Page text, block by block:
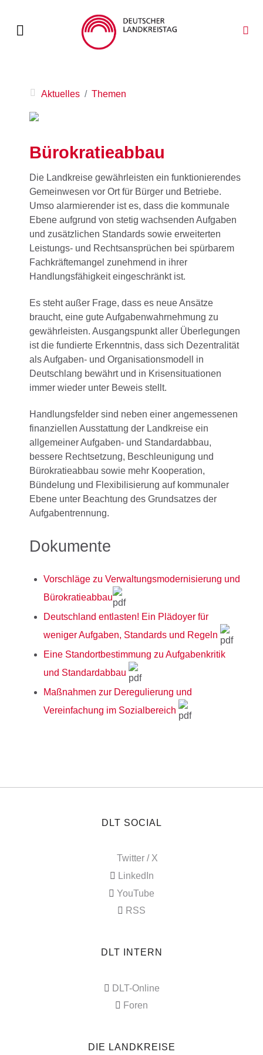
Aktuelles Themen
Bürokratieabbau
Die Landkreise gewährleisten ein funktionierendes
Gemeinwesen vor Ort für Bürger und Betriebe.
Umso alarmierender ist es, dass die kommunale
Ebene aufgrund von stetig wachsenden Aufgaben
und zusätzlichen Standards sowie erweiterten
Leistungs- und Rechtsansprüchen bei spürbarem
Fachkräftemangel zunehmend in ihrer
Handlungsfähigkeit eingeschränkt ist.
Es steht außer Frage, dass es neue Ansätze
braucht, eine gute Aufgabenwahrnehmung zu
gewährleisten. Ausgangspunkt aller Überlegungen
ist die fundierte Erkenntnis, dass sich Dezentralität
als Aufgaben- und Organisationsmodell in
Deutschlang bewährt und in Krisensituationen
immer wieder unter Beweis stellt.
Handlungsfelder sind neben einer angemessenen
finanziellen Ausstattung der Landkreise ein
allgemeiner Aufgaben- und Standardabbau,
bessere Rechtsetzung, Beschleunigung und
Bürokratieabbau sowie mehr Kooperation,
Bündelung und Flexibilisierung auf kommunaler
Ebene unter Beachtung des Grundsatzes der
Aufgabentrennung.
Dokumente
Vorschläge zu Verwaltungsmodernisierung und
Bürokratieabbau
Deutschland entlasten! Ein Plädoyer für
weniger Aufgaben, Standards und Regeln
Eine Standortbestimmung zu Aufgabenkritik
und Standardabbau
Maßnahmen zur Deregulierung und
Vereinfachung im Sozialbereich
DLT SOCIAL
Twitter / X
LinkedIn
YouTube
RSS
DLT INTERN
DLT-Online
Foren
DIE LANDKREISE